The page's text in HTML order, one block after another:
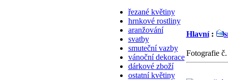
řezané květiny
hrnkové rostliny
aranžování
svatby
smuteční vazby
vánoční dekorace
dárkové zboží
ostatní květiny
Hlavní:
Fotografie